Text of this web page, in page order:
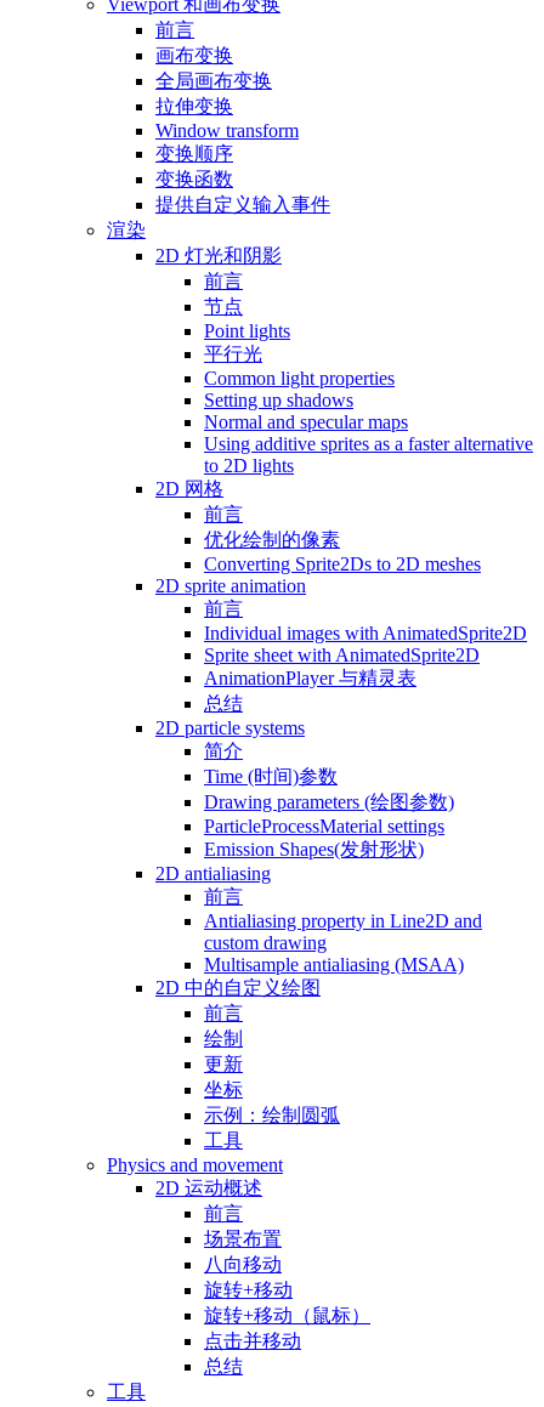
Viewport 和画布变换
前言
画布变换
全局画布变换
拉伸变换
Window transform
变换顺序
变换函数
提供自定义输入事件
渲染
2D 灯光和阴影
前言
节点
Point lights
平行光
Common light properties
Setting up shadows
Normal and specular maps
Using additive sprites as a faster alternative
to 2D lights
2D 网格
前言
优化绘制的像素
Converting Sprite2Ds to 2D meshes
2D sprite animation
前言
Individual images with AnimatedSprite2D
Sprite sheet with AnimatedSprite2D
AnimationPlayer 与精灵表
总结
2D particle systems
简介
Time (时间)参数
Drawing parameters (绘图参数)
ParticleProcessMaterial settings
Emission Shapes(发射形状)
2D antialiasing
前言
Antialiasing property in Line2D and
custom drawing
Multisample antialiasing (MSAA)
2D 中的自定义绘图
前言
绘制
更新
坐标
示例：绘制圆弧
工具
Physics and movement
2D 运动概述
前言
场景布置
八向移动
旋转+移动
旋转+移动（鼠标）
点击并移动
总结
工具